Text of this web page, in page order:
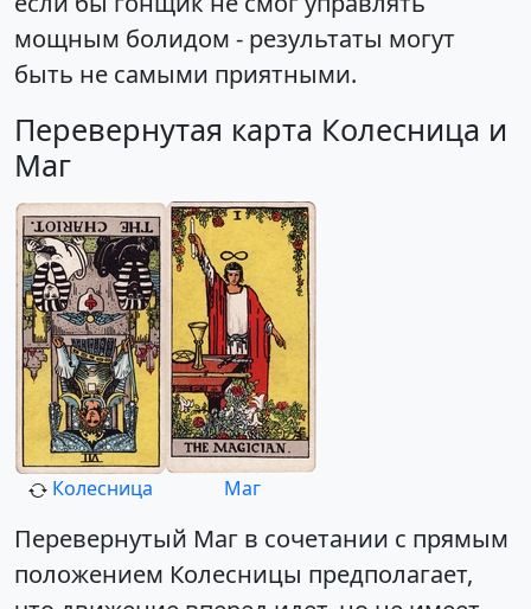
мощным болидом - результаты могут
быть не самыми приятными.
Перевернутая карта Колесница и
Маг
Колесница Маг
Перевернутый Маг в сочетании с прямым
положением Колесницы предполагает,